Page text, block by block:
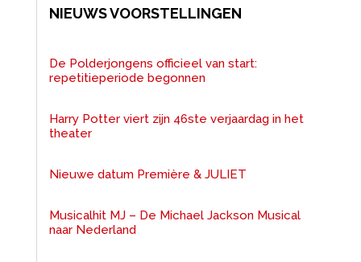
NIEUWS VOORSTELLINGEN
De Polderjongens officieel van start:
repetitieperiode begonnen
Harry Potter viert zijn 46ste verjaardag in het
theater
Nieuwe datum Première & JULIET
Musicalhit MJ – De Michael Jackson Musical
naar Nederland